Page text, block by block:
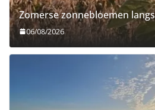
Zomerse zonnebloemen
06/08/2026